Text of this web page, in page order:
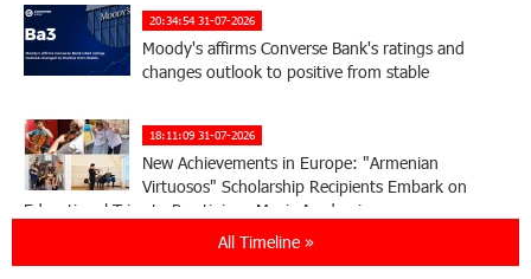
20:34:54 31-07-2026
Moody's affirms Converse Bank's ratings and
changes outlook to positive from stable
18:11:09 31-07-2026
New Achievements in Europe: "Armenian
Virtuosos" Scholarship Recipients Embark on
Educational Trips to Prestigious Music Academies
All Timeline »